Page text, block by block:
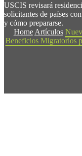
USCIS revisará
solicitantes de países
y cómo prepararse.
Home Artículos
Beneficios Migratorios